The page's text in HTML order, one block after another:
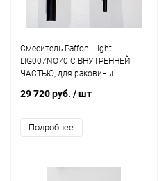
Смеситель Paffoni Light
LIG007NO70 С ВНУТРЕННЕЙ
ЧАСТЬЮ, для раковины
29 720 руб. / шт
Подробнее